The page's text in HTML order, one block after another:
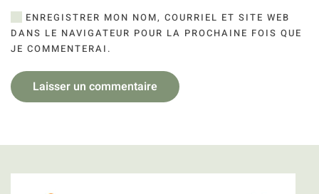
ENREGISTRER MON NOM, COURRIEL ET SITE WEB
DANS LE NAVIGATEUR POUR LA PROCHAINE FOIS QUE
JE COMMENTERAI.
Laisser un commentaire